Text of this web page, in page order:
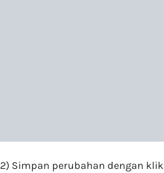
2) Simpan perubahan dengan klik